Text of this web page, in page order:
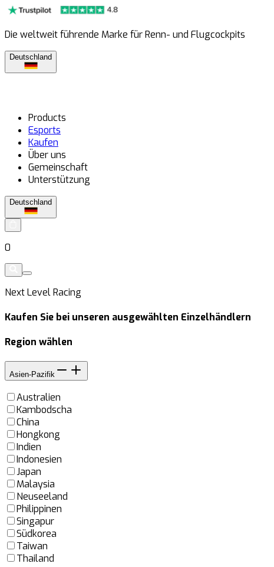
Die weltweit führende Marke für Renn- und Flugcockpits
Deutschland
Products
Esports
Kaufen
Über uns
Gemeinschaft
Unterstützung
Deutschland
0
Next Level Racing
Kaufen Sie bei unseren ausgewählten Einzelhändlern
Region wählen
Asien-Pazifik
Australien
Kambodscha
China
Hongkong
Indien
Indonesien
Japan
Malaysia
Neuseeland
Philippinen
Singapur
Südkorea
Taiwan
Thailand